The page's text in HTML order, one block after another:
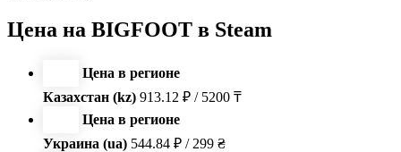
Цена на BIGFOOT в Steam
Цена в регионе
Казахстан (kz) 913.12 ₽ / 5200 ₸
Цена в регионе
Украина (ua) 544.84 ₽ / 299 ₴